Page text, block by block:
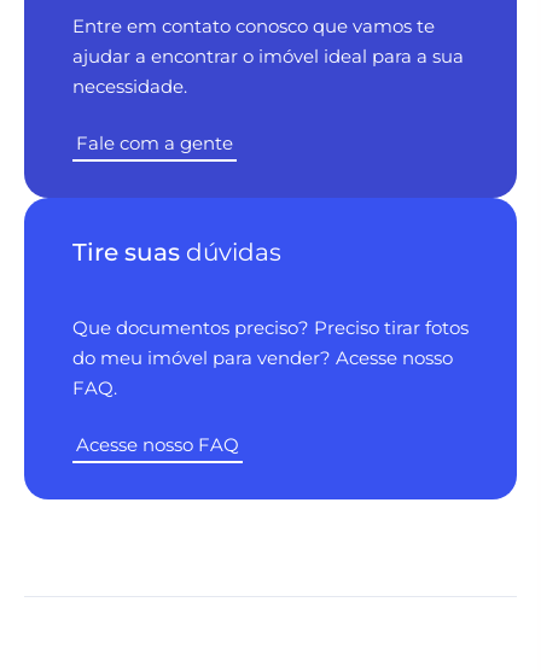
Entre em contato conosco que vamos te
ajudar a encontrar o imóvel ideal para a sua
necessidade.
Fale com a gente
Tire suas dúvidas
Que documentos preciso? Preciso tirar fotos
do meu imóvel para vender? Acesse nosso
FAQ.
Acesse nosso FAQ